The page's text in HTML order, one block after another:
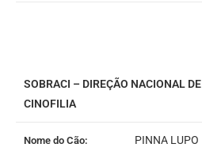
SOBRACI – DIREÇÃO NACIONAL DE
CINOFILIA
Nome do Cão:
PINNA LUPO